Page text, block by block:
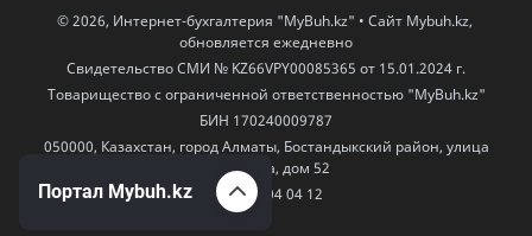
© 2026, Интернет-бухгалтерия "MyBuh.kz" • Сайт Mybuh.kz,
обновляется ежедневно
Свидетельство СМИ № KZ66VPY00085365 от 15.01.2024 г.
Товарищество с ограниченной ответственностью "MyBuh.kz"
БИН 170240009787
050000, Казахстан, город Алматы, Бостандыкский район, улица
Егизбаева, дом 52
+7 777 504 04 12
Портал Mybuh.kz